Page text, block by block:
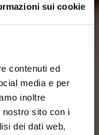
sui cookie
contenuti ed
media e per
inoltre
sito con i
dei dati web,